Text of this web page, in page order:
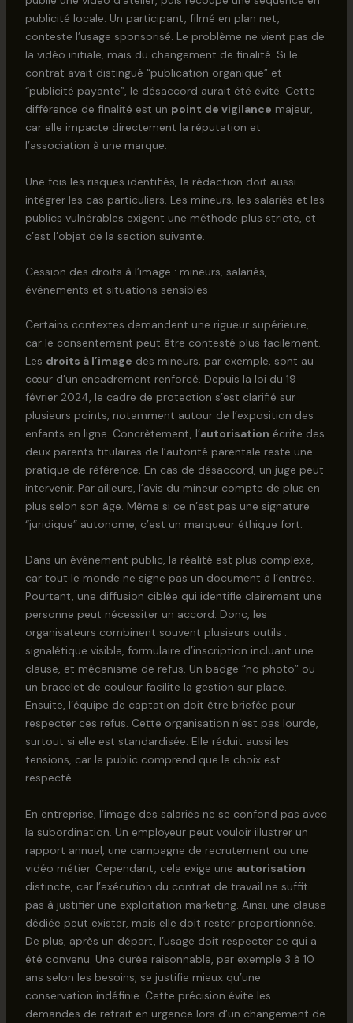
publicité locale. Un participant, filmé en plan net,
conteste l’usage sponsorisé. Le problème ne vient pas de
la vidéo initiale, mais du changement de finalité. Si le
contrat avait distingué “publication organique” et
“publicité payante”, le désaccord aurait été évité. Cette
différence de finalité est un point de vigilance majeur,
car elle impacte directement la réputation et
l’association à une marque.
Une fois les risques identifiés, la rédaction doit aussi
intégrer les cas particuliers. Les mineurs, les salariés et les
publics vulnérables exigent une méthode plus stricte, et
c’est l’objet de la section suivante.
Cession des droits à l’image : mineurs, salariés,
événements et situations sensibles
Certains contextes demandent une rigueur supérieure,
car le consentement peut être contesté plus facilement.
Les droits à l’image des mineurs, par exemple, sont au
cœur d’un encadrement renforcé. Depuis la loi du 19
février 2024, le cadre de protection s’est clarifié sur
plusieurs points, notamment autour de l’exposition des
enfants en ligne. Concrètement, l’autorisation écrite des
deux parents titulaires de l’autorité parentale reste une
pratique de référence. En cas de désaccord, un juge peut
intervenir. Par ailleurs, l’avis du mineur compte de plus en
plus selon son âge. Même si ce n’est pas une signature
“juridique” autonome, c’est un marqueur éthique fort.
Dans un événement public, la réalité est plus complexe,
car tout le monde ne signe pas un document à l’entrée.
Pourtant, une diffusion ciblée qui identifie clairement une
personne peut nécessiter un accord. Donc, les
organisateurs combinent souvent plusieurs outils :
signalétique visible, formulaire d’inscription incluant une
clause, et mécanisme de refus. Un badge “no photo” ou
un bracelet de couleur facilite la gestion sur place.
Ensuite, l’équipe de captation doit être briefée pour
respecter ces refus. Cette organisation n’est pas lourde,
surtout si elle est standardisée. Elle réduit aussi les
tensions, car le public comprend que le choix est
respecté.
En entreprise, l’image des salariés ne se confond pas avec
la subordination. Un employeur peut vouloir illustrer un
rapport annuel, une campagne de recrutement ou une
vidéo métier. Cependant, cela exige une autorisation
distincte, car l’exécution du contrat de travail ne suffit
pas à justifier une exploitation marketing. Ainsi, une clause
dédiée peut exister, mais elle doit rester proportionnée.
De plus, après un départ, l’usage doit respecter ce qui a
été convenu. Une durée raisonnable, par exemple 3 à 10
ans selon les besoins, se justifie mieux qu’une
conservation indéfinie. Cette précision évite les
demandes de retrait en urgence lors d’un changement de